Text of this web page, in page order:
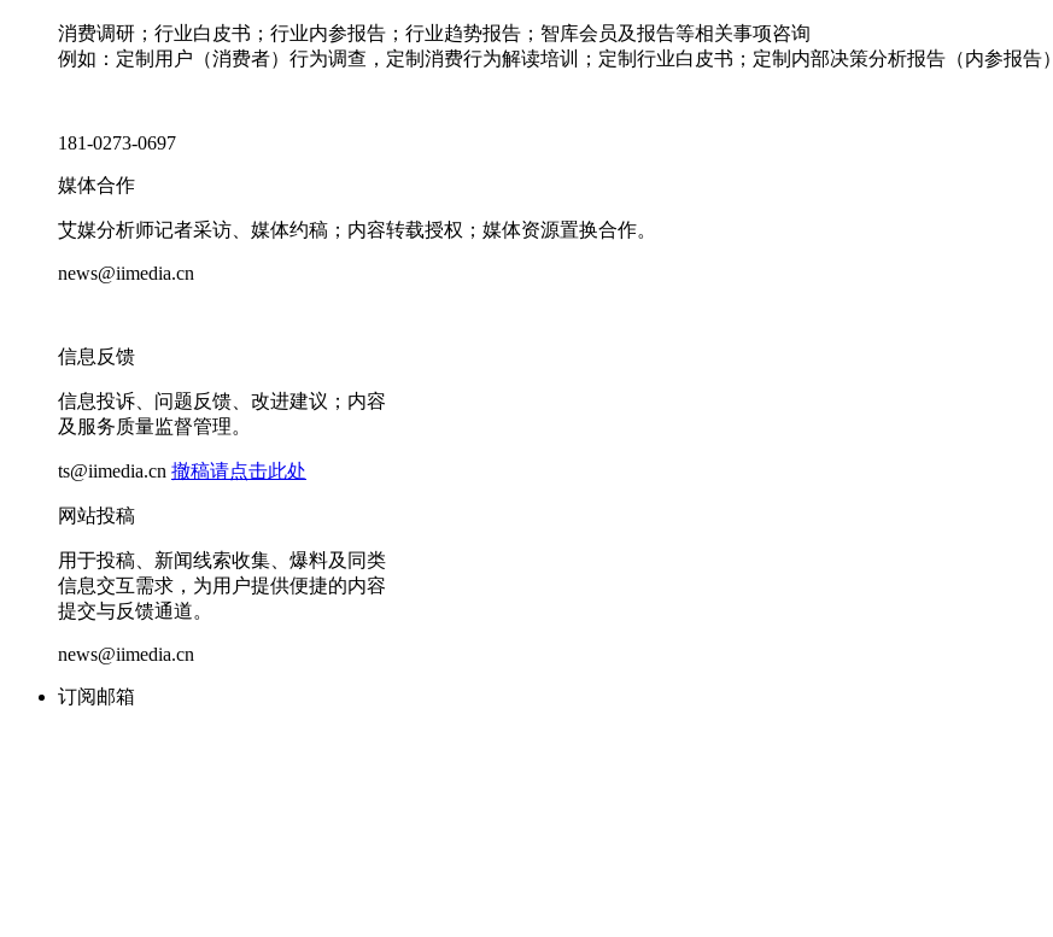
消费调研；行业白皮书；行业内参报告；行业趋势报告；智库会员及报告等相关事项咨询
例如：定制用户（消费者）行为调查，定制消费行为解读培训；定制行业白皮书；定制内部决策分析报告（内参报告）
181-0273-0697
媒体合作
艾媒分析师记者采访、媒体约稿；内容转载授权；媒体资源置换合作。
news@iimedia.cn
信息反馈
信息投诉、问题反馈、改进建议；内容
及服务质量监督管理。
ts@iimedia.cn 撤稿请点击此处
网站投稿
用于投稿、新闻线索收集、爆料及同类
信息交互需求，为用户提供便捷的内容
提交与反馈通道。
news@iimedia.cn
订阅邮箱